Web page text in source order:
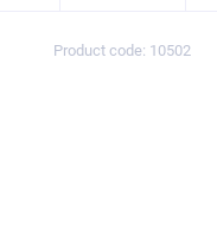
Product code: 10502